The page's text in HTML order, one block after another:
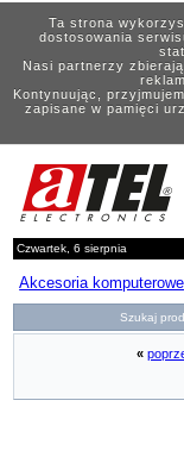
Ta strona
dostosowania
Nasi partnerzy
Kontynuując,
zapisane w pamięci
Czwartek, 6 sierpnia
Akcesoria komputerowe
Szukaj
«